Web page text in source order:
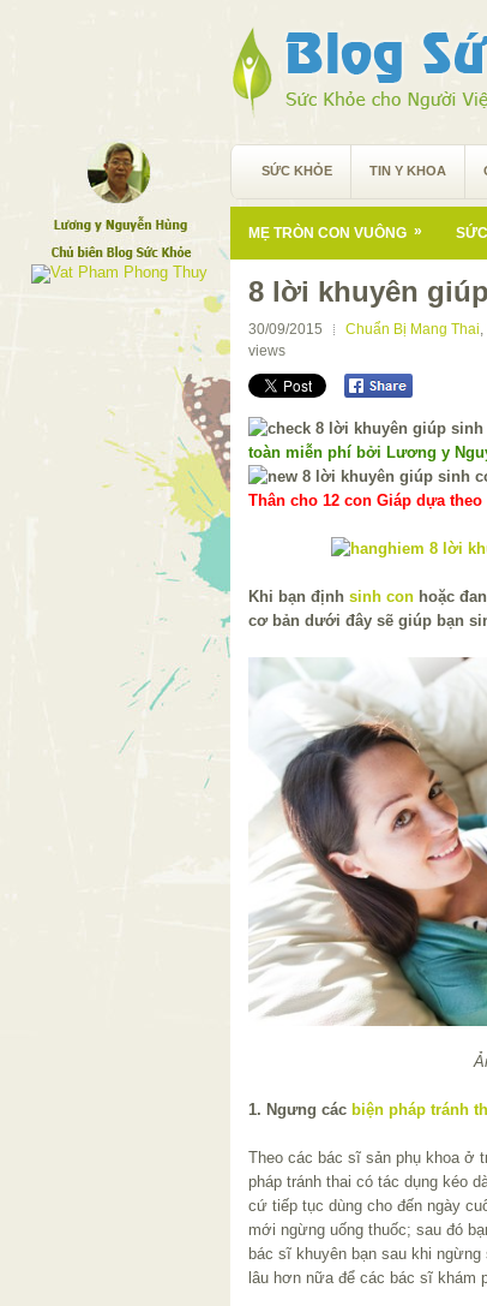
SỨC KHỎE TIN Y KHOA
MẸ TRÒN CON VUÔNG »
8 lời khuyên
30/09/2015 Chuẩn Bị Mang Thai,
views
toàn miễn phí bởi Lương y
Thân cho 12 con Giáp dựa
Khi bạn định sinh con hoặc
cơ bản dưới đây sẽ giúp bạn
1. Ngưng các biện pháp tránh
Theo các bác sĩ sản phụ khoa ở
pháp tránh thai có tác dụng kéo
cứ tiếp tục dùng cho đến ngày
mới ngừng uống thuốc; sau đó
bác sĩ khuyên bạn sau khi
lâu hơn nữa để các bác sĩ khám